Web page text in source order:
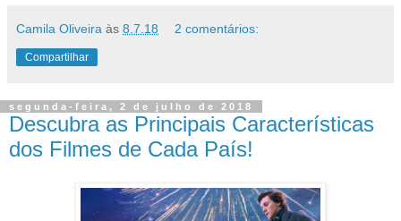
Camila Oliveira às 8.7.18 2 comentários:
Compartilhar
segunda-feira, 2 de julho de 2018
Descubra as Principais Características
dos Filmes de Cada País!